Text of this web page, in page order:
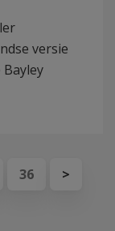
versie
36 >